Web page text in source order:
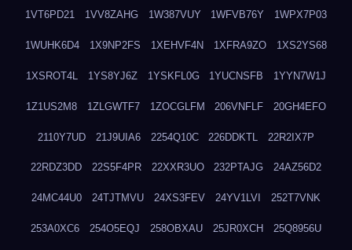
1VT6PD21 1VV8ZAHG 1W387VUY 1WFVB76Y 1WPX7P03
1WUHK6D4 1X9NP2FS 1XEHVF4N 1XFRA9ZO 1XS2YS68
1XSROT4L 1YS8YJ6Z 1YSKFL0G 1YUCNSFB 1YYN7W1J
1Z1US2M8 1ZLGWTF7 1ZOCGLFM 206VNFLF 20GH4EFO
2110Y7UD 21J9UIA6 2254Q10C 226DDKTL 22R2IX7P
22RDZ3DD 22S5F4PR 22XXR3UO 232PTAJG 24AZ56D2
24MC44U0 24TJTMVU 24XS3FEV 24YV1LVI 252T7VNK
253A0XC6 254O5EQJ 258OBXAU 25JR0XCH 25Q8956U